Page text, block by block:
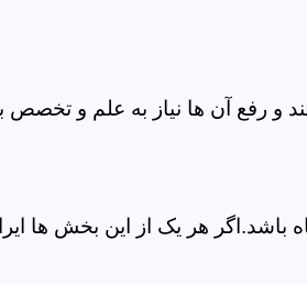
آن ها نیاز به علم و تخصص بالا
هر یک از این بخش ها ایراد